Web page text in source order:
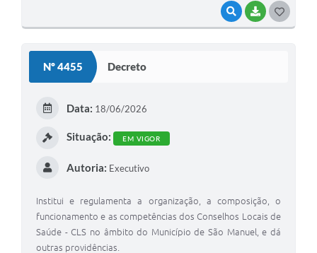
VISUALIZAR
BAIXAR
Nº 4455 Decreto
Data: 18/06/2026
Situação: EM VIGOR
Autoria: Executivo
Institui e regulamenta a organização, a composição, o
funcionamento e as competências dos Conselhos Locais de
Saúde - CLS no âmbito do Município de São Manuel, e dá
outras providências.